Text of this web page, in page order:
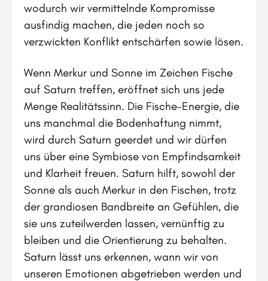
wodurch wir vermittelnde Kompromisse
ausfindig machen, die jeden noch so
verzwickten Konflikt entschärfen sowie lösen.
Wenn Merkur und Sonne im Zeichen Fische
auf Saturn treffen, eröffnet sich uns jede
Menge Realitätssinn. Die Fische-Energie, die
uns manchmal die Bodenhaftung nimmt,
wird durch Saturn geerdet und wir dürfen
uns über eine Symbiose von Empfindsamkeit
und Klarheit freuen. Saturn hilft, sowohl der
Sonne als auch Merkur in den Fischen, trotz
der grandiosen Bandbreite an Gefühlen, die
sie uns zuteilwerden lassen, vernünftig zu
bleiben und die Orientierung zu behalten.
Saturn lässt uns erkennen, wann wir von
unseren Emotionen abgetrieben werden und